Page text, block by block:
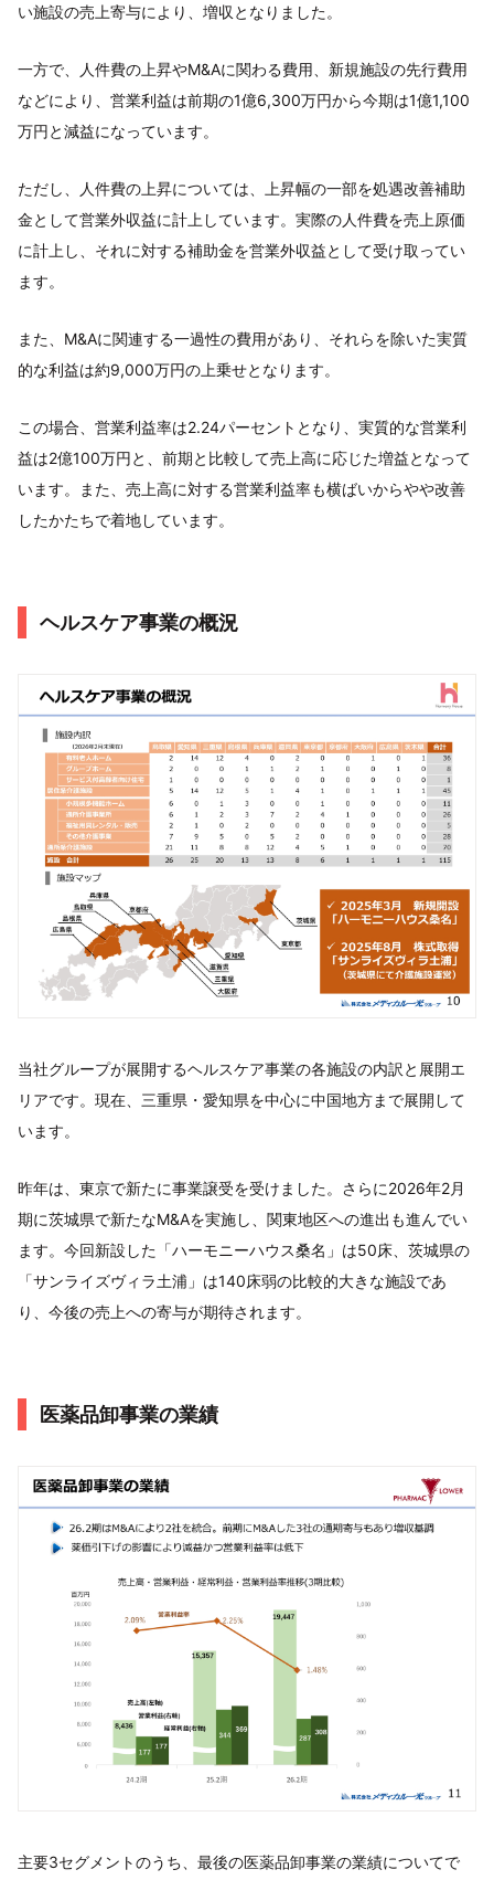
い施設の売上寄与により、増収となりました。
一方で、人件費の上昇やM&Aに関わる費用、新規施設の先行費用
などにより、営業利益は前期の1億6,300万円から今期は1億1,100
万円と減益になっています。
ただし、人件費の上昇については、上昇幅の一部を処遇改善補助
金として営業外収益に計上しています。実際の人件費を売上原価
に計上し、それに対する補助金を営業外収益として受け取ってい
ます。
また、M&Aに関連する一過性の費用があり、それらを除いた実質
的な利益は約9,000万円の上乗せとなります。
この場合、営業利益率は2.24パーセントとなり、実質的な営業利
益は2億100万円と、前期と比較して売上高に応じた増益となって
います。また、売上高に対する営業利益率も横ばいからやや改善
したかたちで着地しています。
ヘルスケア事業の概況
当社グループが展開するヘルスケア事業の各施設の内訳と展開エ
リアです。現在、三重県・愛知県を中心に中国地方まで展開して
います。
昨年は、東京で新たに事業譲受を受けました。さらに2026年2月
期に茨城県で新たなM&Aを実施し、関東地区への進出も進んでい
ます。今回新設した「ハーモニーハウス桑名」は50床、茨城県の
「サンライズヴィラ土浦」は140床弱の比較的大きな施設であ
り、今後の売上への寄与が期待されます。
医薬品卸事業の業績
主要3セグメントのうち、最後の医薬品卸事業の業績についてで